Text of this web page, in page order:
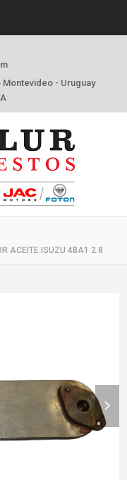
- Uruguay
ACEITE ISUZU 4BA1 2.8